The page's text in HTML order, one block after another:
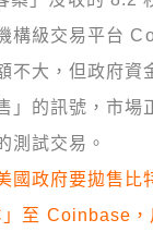
構級交易平台
不大，但政府資
」的訊號，市場
測試交易。
國政府要拋售比
至 Coinbase，